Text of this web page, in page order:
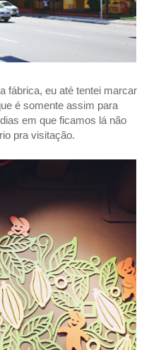
fábrica, eu até tentei marcar
é somente assim para
em que ficamos lá não
pra visitação.